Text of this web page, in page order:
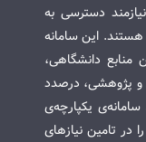
دسترسی به
این سامانه
منابع دانشگاهی،
و پژوهشی، درصدد
یکپارچه‌ی
در تامین نیازهای